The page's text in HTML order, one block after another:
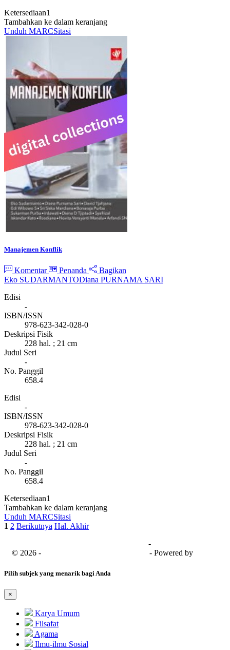
Ketersediaan1
Tambahkan ke dalam keranjang
Unduh MARCSitasi
Manajemen Konflik
Komentar Penanda
Bagikan
Eko SUDARMANTODiana PURNAMA SARI
Edisi
-
ISBN/ISSN
978-623-342-028-0
Deskripsi Fisik
228 hal. ; 21 cm
Judul Seri
-
No. Panggil
658.4
Edisi
-
ISBN/ISSN
978-623-342-028-0
Deskripsi Fisik
228 hal. ; 21 cm
Judul Seri
-
No. Panggil
658.4
Ketersediaan1
Tambahkan ke dalam keranjang
Unduh MARCSitasi
1 2 Berikutnya Hal. Akhir
-
© 2026 -
- Powered by
Pilih subjek yang menarik bagi Anda
×
Karya Umum
Filsafat
Agama
Ilmu-ilmu Sosial